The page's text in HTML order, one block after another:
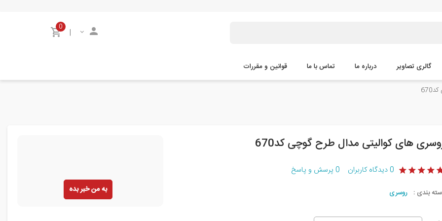
|
0
گالری تصاویر درباره ما تماس با ما قوانین و مقررات
های کوالیتی مدال طرح گوچی کد670
0دیدگاه کاربران 0 پرسش و پاسخ
بندی : روسری به من خبر بده